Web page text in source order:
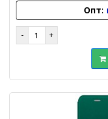
Опт: